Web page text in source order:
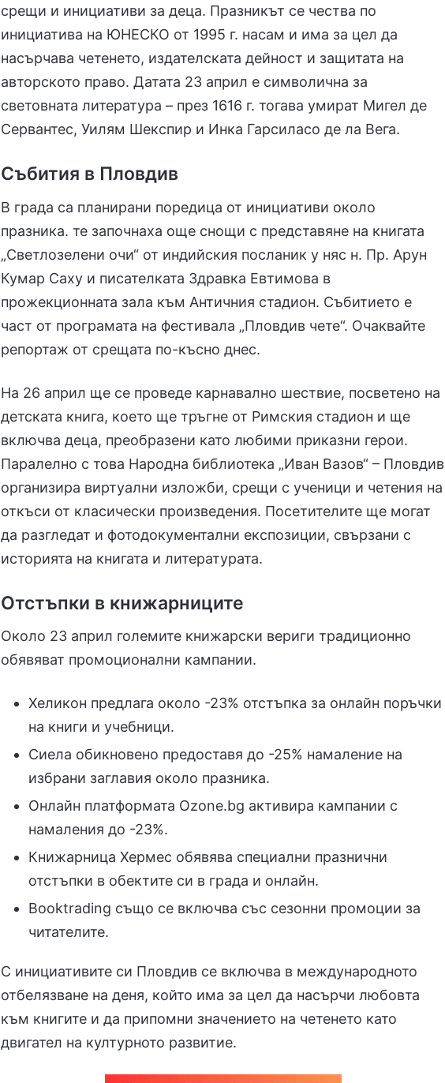
срещи и инициативи за деца. Празникът се чества по
инициатива на ЮНЕСКО от 1995 г. насам и има за цел да
насърчава четенето, издателската дейност и защитата на
авторското право. Датата 23 април е символична за
световната литература – през 1616 г. тогава умират Мигел де
Сервантес, Уилям Шекспир и Инка Гарсиласо де ла Вега.
Събития в Пловдив
В града са планирани поредица от инициативи около
празника. те започнаха още снощи с представяне на книгата
„Светлозелени очи“ от индийския посланик у няс н. Пр. Арун
Кумар Саху и писателката Здравка Евтимова в
прожекционната зала към Античния стадион. Събитието е
част от програмата на фестивала „Пловдив чете“. Очаквайте
репортаж от срещата по-късно днес.
На 26 април ще се проведе карнавално шествие, посветено на
детската книга, което ще тръгне от Римския стадион и ще
включва деца, преобразени като любими приказни герои.
Паралелно с това Народна библиотека „Иван Вазов“ – Пловдив
организира виртуални изложби, срещи с ученици и четения на
откъси от класически произведения. Посетителите ще могат
да разгледат и фотодокументални експозиции, свързани с
историята на книгата и литературата.
Отстъпки в книжарниците
Около 23 април големите книжарски вериги традиционно
обявяват промоционални кампании.
Хеликон предлага около -23% отстъпка за онлайн поръчки
на книги и учебници.
Сиела обикновено предоставя до -25% намаление на
избрани заглавия около празника.
Онлайн платформата Ozone.bg активира кампании с
намаления до -23%.
Книжарница Хермес обявява специални празнични
отстъпки в обектите си в града и онлайн.
Booktrading също се включва със сезонни промоции за
читателите.
С инициативите си Пловдив се включва в международното
отбелязване на деня, който има за цел да насърчи любовта
към книгите и да припомни значението на четенето като
двигател на културното развитие.